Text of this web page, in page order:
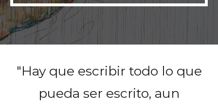
"Hay que escribir todo lo que
pueda ser escrito, aun